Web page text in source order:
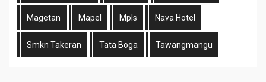
Magetan Mapel Mpls Nava Hotel
Smkn Takeran Tata Boga Tawangmangu